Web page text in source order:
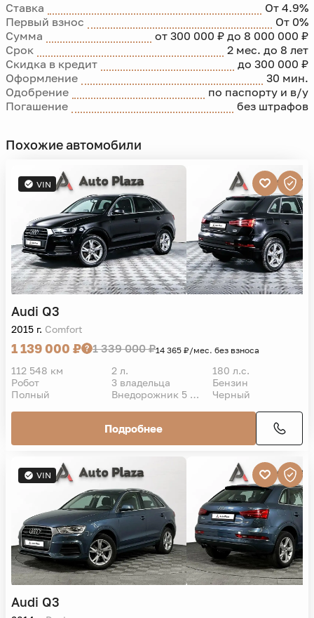
Ставка
От 4.9%
Первый взнос
От 0%
Сумма
от 300 000 ₽ до 8 000 000 ₽
Срок
2 мес. до 8 лет
Скидка в кредит
до 300 000 ₽
Оформление
30 мин.
Одобрение
по паспорту и в/у
Погашение
без штрафов
Похожие автомобили
VIN
Audi Q3
2015 г. Comfort
1 139 000 ₽ 1 339 000 ₽14 365 ₽/мес. без взноса
112 548 км 2 л.
180 л.с.
Робот
3 владельца
Бензин
Полный
Внедорожник 5 дв. Черный
Подробнее
VIN
Audi Q3